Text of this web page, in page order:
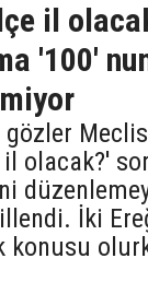
il
'100'
olacak?'
İki
konusu